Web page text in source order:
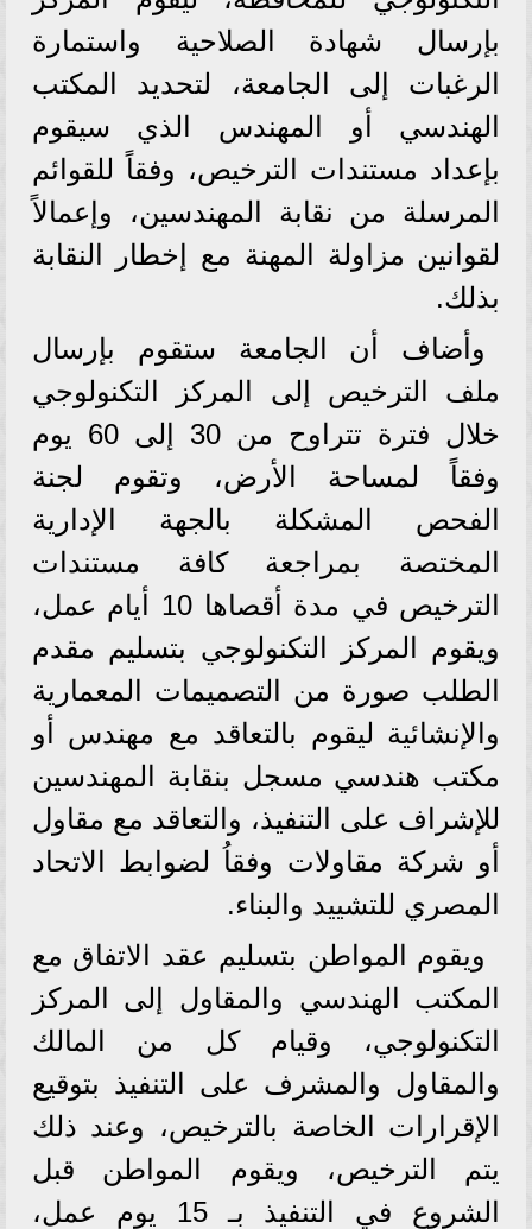
بإرسال شهادة الصلاحية واستمارة
الرغبات إلى الجامعة، لتحديد المكتب
الهندسي أو المهندس الذي سيقوم
بإعداد مستندات الترخيص، وفقاً للقوائم
المرسلة من نقابة المهندسين، وإعمالاً
لقوانين مزاولة المهنة مع إخطار النقابة
بذلك.
وأضاف أن الجامعة ستقوم بإرسال
ملف الترخيص إلى المركز التكنولوجي
خلال فترة تتراوح من 30 إلى 60 يوم
وفقاً لمساحة الأرض، وتقوم لجنة
الفحص المشكلة بالجهة الإدارية
المختصة بمراجعة كافة مستندات
الترخيص في مدة أقصاها 10 أيام عمل،
ويقوم المركز التكنولوجي بتسليم مقدم
الطلب صورة من التصميمات المعمارية
والإنشائية ليقوم بالتعاقد مع مهندس أو
مكتب هندسي مسجل بنقابة المهندسين
للإشراف على التنفيذ، والتعاقد مع مقاول
أو شركة مقاولات وفقاُ لضوابط الاتحاد
المصري للتشييد والبناء.
ويقوم المواطن بتسليم عقد الاتفاق مع
المكتب الهندسي والمقاول إلى المركز
التكنولوجي، وقيام كل من المالك
والمقاول والمشرف على التنفيذ بتوقيع
الإقرارات الخاصة بالترخيص، وعند ذلك
يتم الترخيص، ويقوم المواطن قبل
الشروع في التنفيذ بـ 15 يوم عمل،